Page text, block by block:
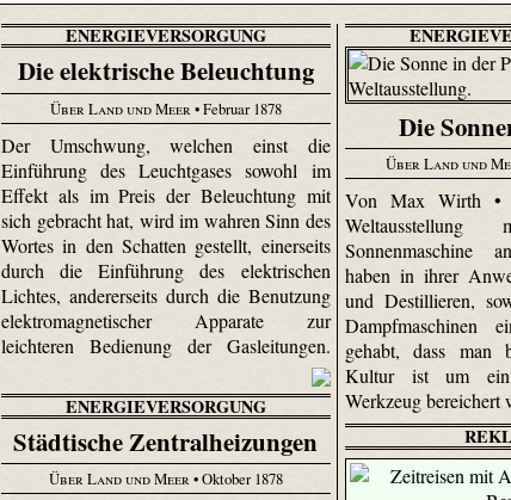
ENERGIEVERSORGUNG
Die elektrische Beleuchtung
Über Land und Meer• Februar 1878
Der Umschwung, welchen einst die
Einführung des Leuchtgases sowohl im
Effekt als im Preis der Beleuchtung mit
sich gebracht hat, wird im wahren Sinn des
Wortes in den Schatten gestellt, einerseits
durch die Einführung des elektrischen
Lichtes, andererseits durch die Benutzung
elektromagnetischer Apparate zur
leichteren Bedienung der Gasleitungen.
Die
Über Land und
Von Max Wirth •
Sonnenmaschine
haben in ihrer
und Destillieren,
Dampfmaschinen
gehabt, dass man
Kultur ist um ein
Werkzeug bereichert
ENERGIEVERSORGUNG
Städtische Zentralheizungen
Über Land und Meer• Oktober 1878